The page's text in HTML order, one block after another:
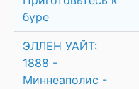
буре
ЭЛЛЕН УАЙТ:
1888 -
Миннеаполис -